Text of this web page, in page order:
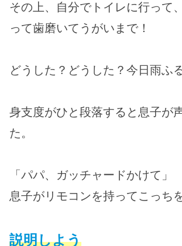
その上、自分でトイレに行って
って歯磨いてうがいまで！
どうした？どうした？今日雨ふ
身支度がひと段落すると息子が
た。
「パパ、ガッチャードかけて」
息子がリモコンを持ってこっち
説明しよう